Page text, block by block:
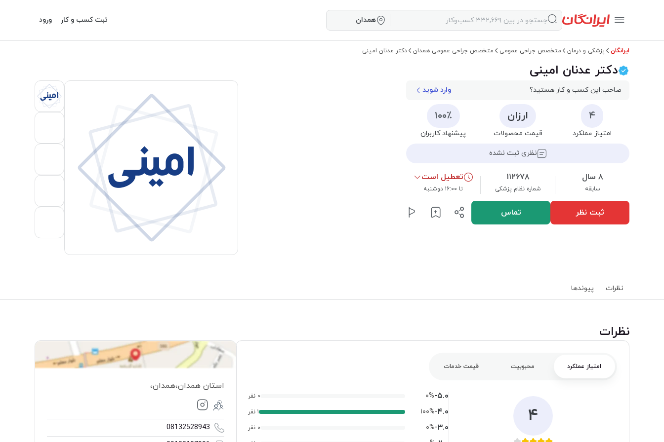
همدان ثبت کسب و کار ورود
ایرانگان پزشکی و درمان متخصص جراحی عمومی متخصص جراحی عمومی همدان دکتر عدنان امینی
دکتر عدنان امینی
صاحب این کسب و کار هستید؟ وارد شوید
۴
امتیاز عملکرد
ارزان
قیمت محصولات
۱۰۰٪
پیشنهاد کاربران
نظری ثبت نشده
۸ سال
سابقه
۱۱۲۶۷۸
شماره نظام پزشکی
تعطیل است
تا ۱۶:۰۰ دوشنبه
ثبت نظر تماس
امینی
امینی
نظرات پیوند‌ها
‌نظرات
امتیاز عملکرد محبوبیت قیمت خدمات
۴
۵.۰-۰% ۰ نفر
۴.۰-۱۰۰% ۱ نفر
۳.۰-۰% ۰ نفر
استان همدان،همدان،
08132528943